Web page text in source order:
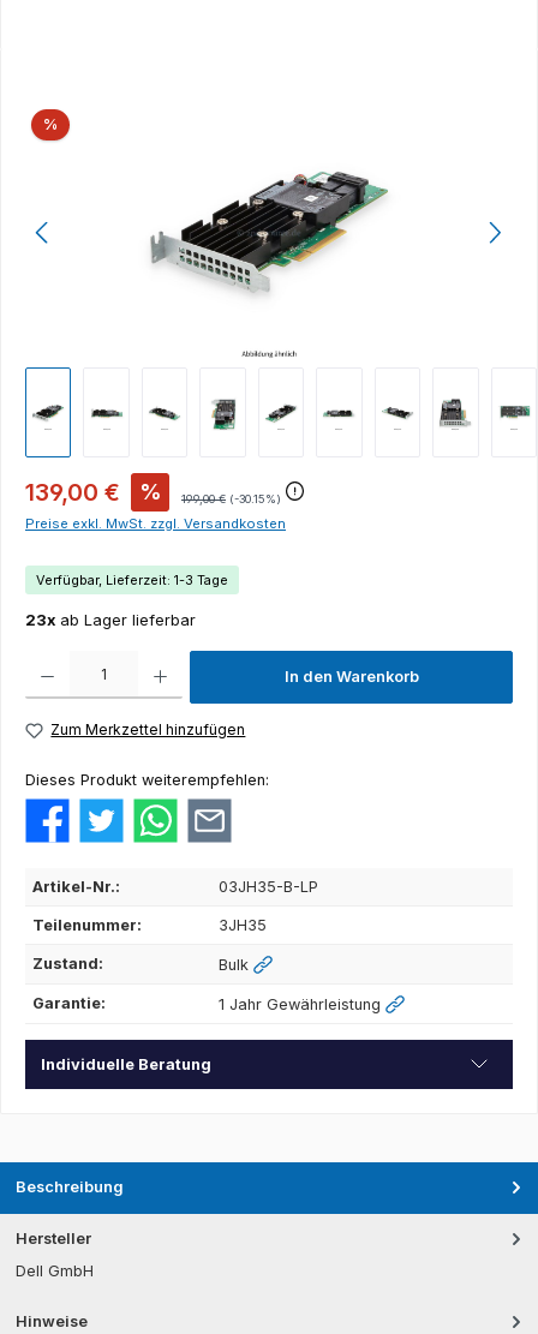
Bildergalerie überspringen
% Rabatt
139,00 € % 199,00 € (-30.15%)
Preise exkl. MwSt. zzgl. Versandkosten
Verfügbar, Lieferzeit: 1-3 Tage
23x ab Lager lieferbar
In den Warenkorb
Zum Merkzettel hinzufügen
Dieses Produkt weiterempfehlen:
Artikel-Nr.: 03JH35-B-LP
Teilenummer: 3JH35
Zustand: Bulk
Garantie: 1 Jahr Gewährleistung
Individuelle Beratung
Beschreibung
Hersteller
Dell GmbH
Hinweise